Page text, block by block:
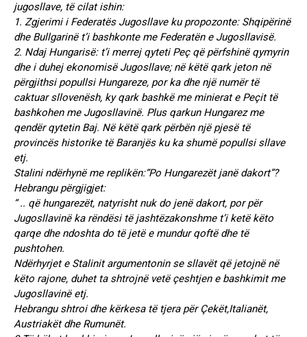
jugosllave, të cilat ishin:
1. Zgjerimi i Federatës Jugosllave ku propozonte: Shqipërinë
dhe Bullgarinë t’i bashkonte me Federatën e Jugosllavisë.
2. Ndaj Hungarisë: t’i merrej qyteti Peç që përfshinë qymyrin
dhe i duhej ekonomisë Jugosllave; në këtë qark jeton në
përgjithsi popullsi Hungareze, por ka dhe një numër të
caktuar sllovenësh, ky qark bashkë me minierat e Peçit të
bashkohen me Jugosllavinë. Plus qarkun Hungarez me
qendër qytetin Baj. Në këtë qark përbën një pjesë të
provincës historike të Baranjës ku ka shumë popullsi sllave
etj.
Stalini ndërhynë me replikën:“Po Hungarezët janë dakort”?
Hebrangu përgjigjet:
“ .. që hungarezët, natyrisht nuk do jenë dakort, por për
Jugosllavinë ka rëndësi të jashtëzakonshme t’i ketë këto
qarqe dhe ndoshta do të jetë e mundur qoftë dhe të
pushtohen.
Ndërhyrjet e Stalinit argumentonin se sllavët që jetojnë në
këto rajone, duhet ta shtrojnë vetë çeshtjen e bashkimit me
Jugosllavinë etj.
Hebrangu shtroi dhe kërkesa të tjera për Çekët,Italianët,
Austriakët dhe Rumunët.